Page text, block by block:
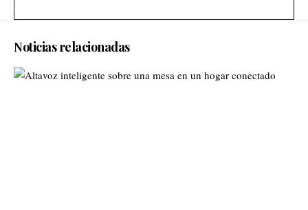
Noticias relacionadas